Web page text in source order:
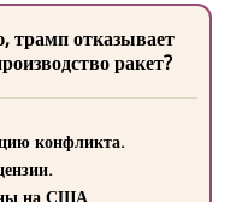
трамп отказывает
ракет?
конфликта.
на США